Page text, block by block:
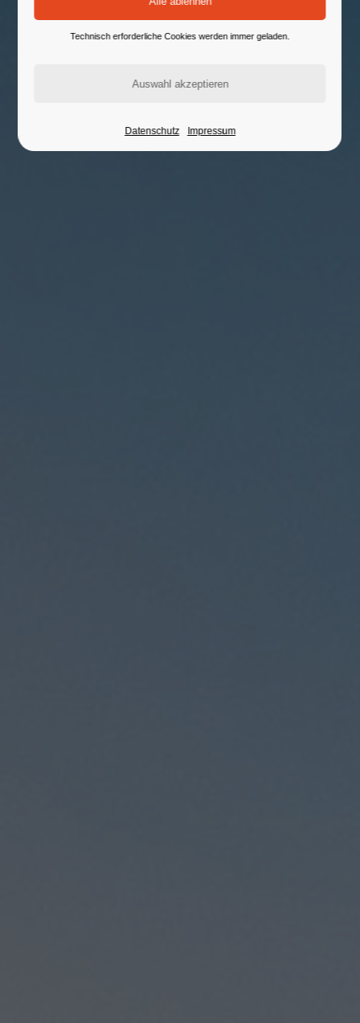
Technisch erforderliche Cookies werden immer geladen.
Datenschutz Impressum